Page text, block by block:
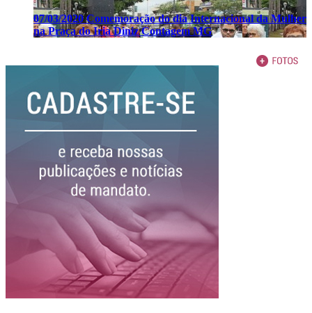
07/03/2020 Comemoração do dia Internacional da Mulher
na Praça do Iria Diniz Contagem MG